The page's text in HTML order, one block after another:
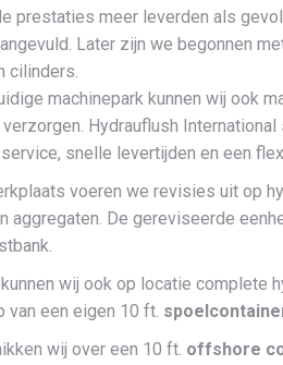
prestaties meer leverden als
Later zijn we begonnen
cilinders.
machinepark kunnen wij ook
Hydrauflush
snelle levertijden en een
voeren we revisies uit op
aggregaten. De gereviseerde
kunnen wij ook op locatie complete
van een eigen 10 ft.
wij over een 10 ft. offshore